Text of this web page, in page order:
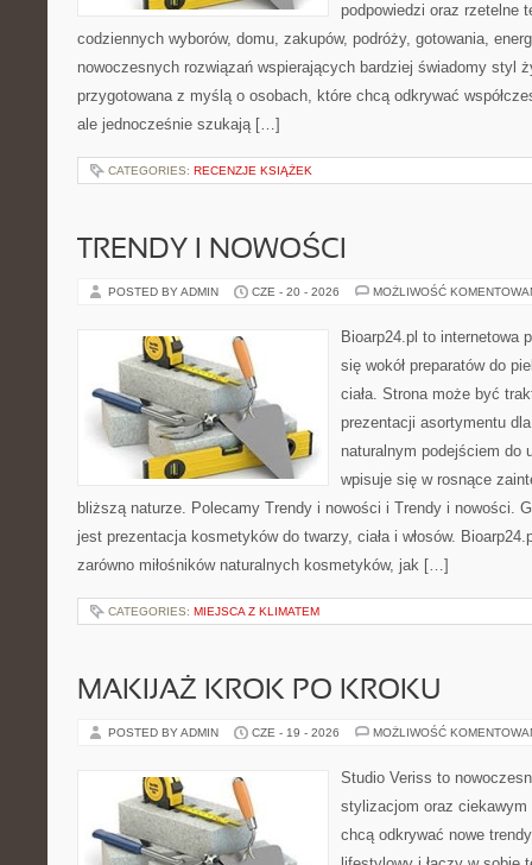
podpowiedzi oraz rzetelne
codziennych wyborów, domu, zakupów, podróży, gotowania,
nowoczesnych rozwiązań wspierających bardziej świadomy styl
przygotowana z myślą o osobach, które chcą odkrywać
ale jednocześnie szukają […]
CATEGORIES: RECENZJE KSIĄŻEK
TRENDY I NOWOŚCI
POSTED BY ADMIN CZE - 20 - 2026 MOŻLIWOŚĆ
Bioarp24.pl to internetowa
się wokół preparatów do
ciała. Strona może być
prezentacji asortymentu
naturalnym podejściem do
wpisuje się w rosnące
bliższą naturze. Polecamy Trendy i nowości i Trendy i nowości.
jest prezentacja kosmetyków do twarzy, ciała i włosów.
zarówno miłośników naturalnych kosmetyków, jak […]
CATEGORIES: MIEJSCA Z KLIMATEM
MAKIJAŻ KROK PO KROKU
POSTED BY ADMIN CZE - 19 - 2026 MOŻLIWOŚĆ
Studio Veriss to
stylizacjom oraz ciekawym
chcą odkrywać nowe